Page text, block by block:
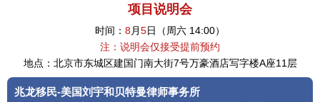
项目说明会
时间： 8 月5日（周六 14:00）
注：说明会仅接受提前预约
地点：北京市东城区建国门南大街7号万豪酒店写字楼A座11层
兆龙移民-美国刘宇和贝特曼律师事务所